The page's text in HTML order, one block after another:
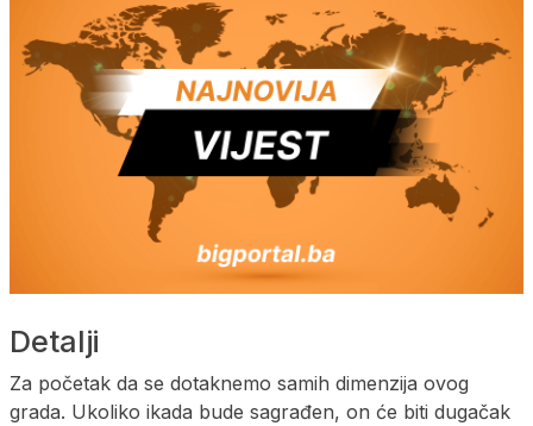
Detalji
Za početak da se dotaknemo samih dimenzija ovog
grada. Ukoliko ikada bude sagrađen, on će biti dugačak